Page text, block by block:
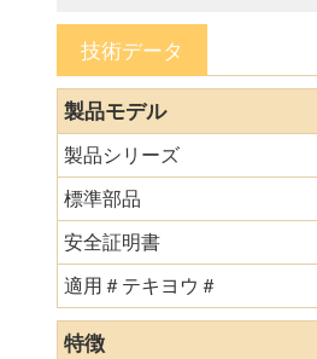
技術データ
製品モデル
製品シリーズ
標準部品
安全証明書
適用＃テキヨウ＃
特徴